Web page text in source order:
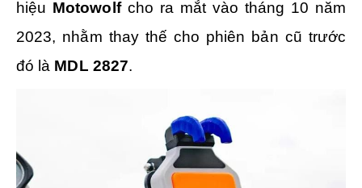
hiệu Motowolfcho ra mắt vào tháng 10 năm
2023, nhằm thay thế cho phiên bản cũ trước
đó là MDL 2827.